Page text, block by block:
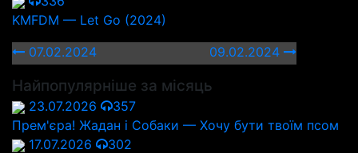
KMFDM — Let Go (2024)
07.02.2024
09.02.2024
Найпопулярніше за місяць
23.07.2026
357
Прем'єра! Жадан і Собаки — Хочу бути твоїм псом
17.07.2026
302